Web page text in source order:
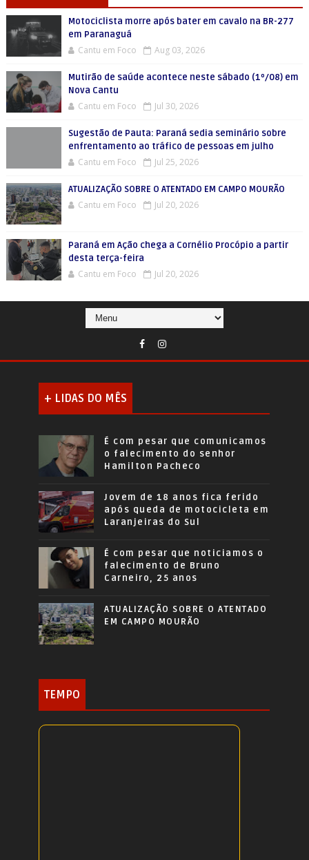
Motociclista morre após bater em cavalo na BR-277
em Paranaguá
Cantu em Foco Aug 03, 2026
Mutirão de saúde acontece neste sábado (1º/08) em
Nova Cantu
Cantu em Foco Jul 30, 2026
Sugestão de Pauta: Paraná sedia seminário sobre
enfrentamento ao tráfico de pessoas em julho
Cantu em Foco Jul 25, 2026
ATUALIZAÇÃO SOBRE O ATENTADO EM CAMPO MOURÃO
Cantu em Foco Jul 20, 2026
Paraná em Ação chega a Cornélio Procópio a partir
desta terça-feira
Cantu em Foco Jul 20, 2026
+ LIDAS DO MÊS
É com pesar que comunicamos
o falecimento do senhor
Hamilton Pacheco
Jovem de 18 anos fica ferido
após queda de motocicleta em
Laranjeiras do Sul
É com pesar que noticiamos o
falecimento de Bruno
Carneiro, 25 anos
ATUALIZAÇÃO SOBRE O ATENTADO
EM CAMPO MOURÃO
TEMPO